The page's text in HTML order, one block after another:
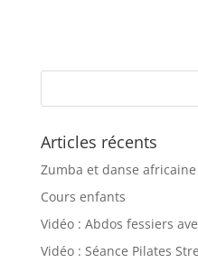
Articles récents
Zumba et danse africaine
Cours enfants
Vidéo : Abdos fessiers
Vidéo : Séance Pilates